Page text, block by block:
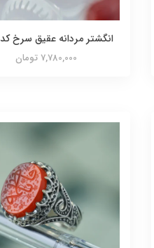
انگشتر مردانه عقیق سرخ کد 2819
7,780,000 تومان